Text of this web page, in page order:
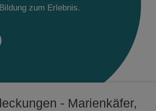
Archäologie
im Sammelsurium
zum Erlebnis.
- Marienkäfer,